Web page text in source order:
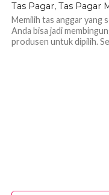
Tas Pagar, Tas Pagar
Memilih tas anggar yang
Anda bisa jadi
produsen untuk dipilih.